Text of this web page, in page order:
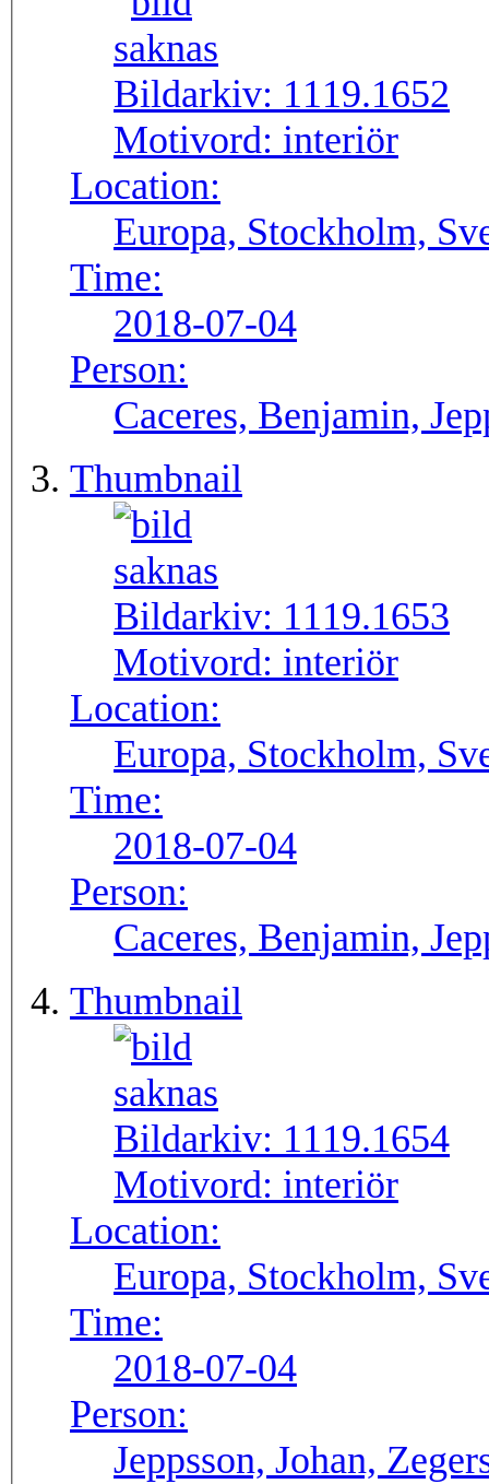
Bildarkiv: 1119.1652
Motivord: interiör
Location:
Europa, Stockholm,
Time:
2018-07-04
Person:
Caceres, Benjamin,
Thumbnail
Bildarkiv: 1119.1653
Motivord: interiör
Location:
Europa, Stockholm,
Time:
2018-07-04
Person:
Caceres, Benjamin,
Thumbnail
Bildarkiv: 1119.1654
Motivord: interiör
Location:
Europa, Stockholm,
Time:
2018-07-04
Person:
Jeppsson, Johan,